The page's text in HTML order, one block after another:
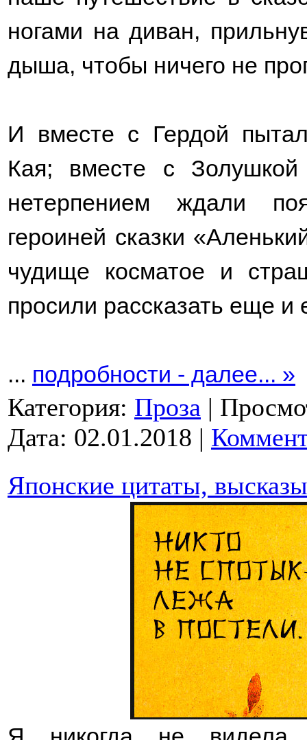
ногами на диван,
дыша, чтобы ничего не
И вместе с Гердой
Кая; вместе с
нетерпением ждали
героиней сказки
чудище косматое и
просили рассказать еще и
... подробности - далее... »
Категория: Проза |
Дата: 02.01.2018 |
Японские цитаты,